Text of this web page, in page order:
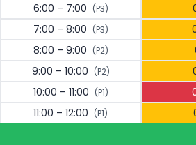
6:00 – 7:00 (P3)
7:00 – 8:00 (P3)
8:00 – 9:00 (P2)
9:00 – 10:00 (P2)
10:00 – 11:00 (P1)
11:00 – 12:00 (P1)